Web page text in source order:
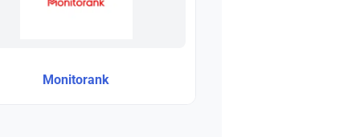
Monitorank